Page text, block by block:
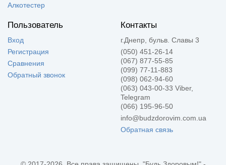
Алкотестер
Пользователь
Вход
Регистрация
Сравнения
Обратный звонок
Контакты
г.Днепр, бульв. Славы 3
(050) 451-26-14
(067) 877-55-85
(099) 77-11-883
(098) 062-94-60
(063) 043-00-33 Viber,
Telegram
(066) 195-96-50
info@budzdorovim.com.ua
Обратная связь